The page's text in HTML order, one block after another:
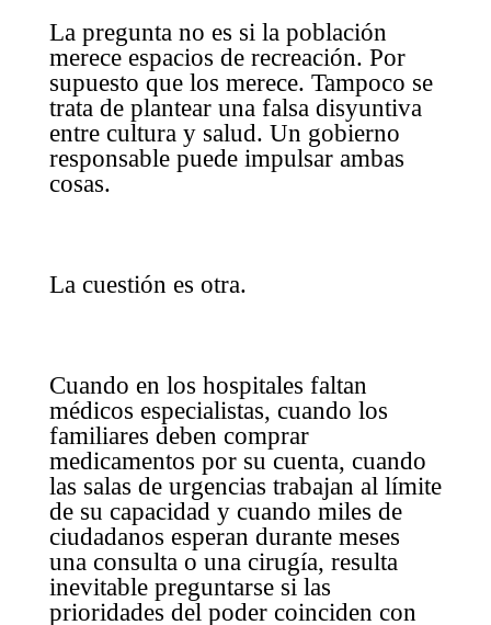
La pregunta no es si la población
merece espacios de recreación. Por
supuesto que los merece. Tampoco se
trata de plantear una falsa disyuntiva
entre cultura y salud. Un gobierno
responsable puede impulsar ambas
cosas.
La cuestión es otra.
Cuando en los hospitales faltan
médicos especialistas, cuando los
familiares deben comprar
medicamentos por su cuenta, cuando
las salas de urgencias trabajan al límite
de su capacidad y cuando miles de
ciudadanos esperan durante meses
una consulta o una cirugía, resulta
inevitable preguntarse si las
prioridades del poder coinciden con